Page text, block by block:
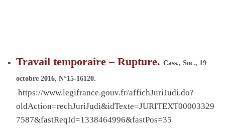
Travail temporaire – Rupture.Cass., Soc., 19
octobre 2016, N°15-16120.
https://www.legifrance.gouv.fr/affichJuriJudi.do?
oldAction=rechJuriJudi&idTexte=JURITEXT00003329
7587&fastReqId=1338464996&fastPos=35